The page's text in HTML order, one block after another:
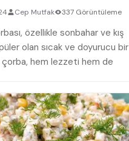
Cep Mutfak 337 Görüntüleme
özellikle sonbahar ve kış
olan ‍sıcak ve doyurucu bir‌
çorba, hem lezzeti‌ hem de